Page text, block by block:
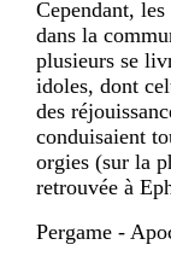
Cependant,
dans la
plusieurs se
idoles, dont
des
conduisaient
orgies (sur la
retrouvée à
Pergame -